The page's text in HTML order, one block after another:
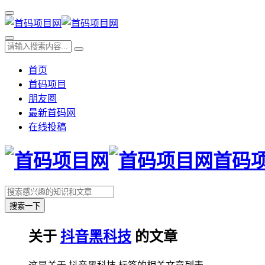
首页
首码项目
朋友圈
最新首码网
在线投稿
首码
搜索一下
关于 抖音黑科技 的文章